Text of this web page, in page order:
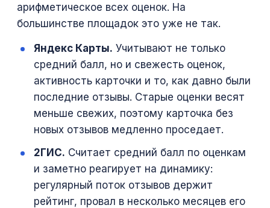
арифметическое всех оценок. На
большинстве площадок это уже не так.
Яндекс Карты. Учитывают не только
средний балл, но и свежесть оценок,
активность карточки и то, как давно были
последние отзывы. Старые оценки весят
меньше свежих, поэтому карточка без
новых отзывов медленно проседает.
2ГИС. Считает средний балл по оценкам
и заметно реагирует на динамику:
регулярный поток отзывов держит
рейтинг, провал в несколько месяцев его